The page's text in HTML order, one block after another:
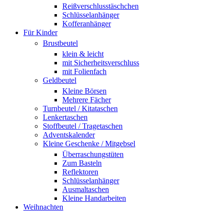
Reißverschlusstäschchen
Schlüsselanhänger
Kofferanhänger
Für Kinder
Brustbeutel
klein & leicht
mit Sicherheitsverschluss
mit Folienfach
Geldbeutel
Kleine Börsen
Mehrere Fächer
Turnbeutel / Kitataschen
Lenkertaschen
Stoffbeutel / Tragetaschen
Adventskalender
Kleine Geschenke / Mitgebsel
Überraschungstüten
Zum Basteln
Reflektoren
Schlüsselanhänger
Ausmaltaschen
Kleine Handarbeiten
Weihnachten